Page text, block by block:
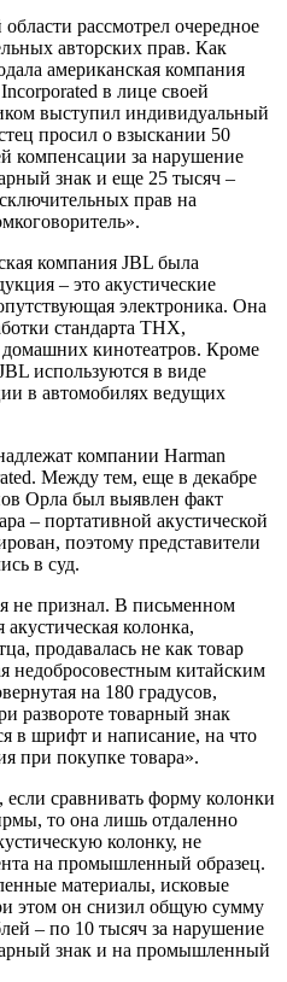
рассмотрел очередное
авторских прав. Как
американская компания
в лице своей
выступил индивидуальный
просил о взыскании 50
компенсации за нарушение
знак и еще 25 тысяч –
прав на
компания JBL была
– это акустические
электроника. Она
стандарта ТНХ,
кинотеатров. Кроме
используются в виде
в автомобилях ведущих
компании Harman
Между тем, еще в декабре
Орла был выявлен факт
– портативной акустической
поэтому представители
в суд.
не признал. В письменном
колонка,
продавалась не как товар
недобросовестным китайским
на 180 градусов,
развороте товарный знак
в шрифт и написание, на что
при покупке товара».
сравнивать форму колонки
то она лишь отдаленно
колонку, не
на промышленный образец.
материалы, исковые
этом он снизил общую сумму
– по 10 тысяч за нарушение
знак и на промышленный